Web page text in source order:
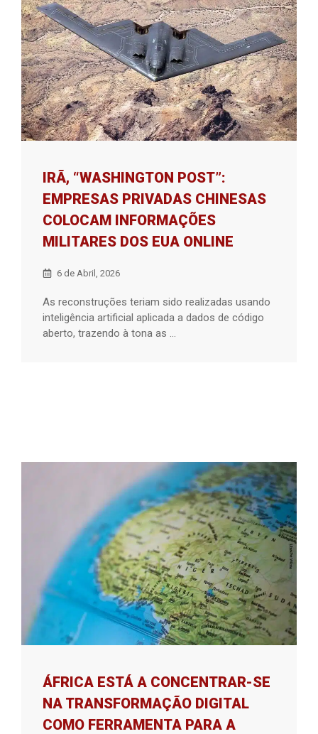
IRÃ, “WASHINGTON POST”:
EMPRESAS PRIVADAS CHINESAS
COLOCAM INFORMAÇÕES
MILITARES DOS EUA ONLINE
6 de Abril, 2026
As reconstruções teriam sido realizadas usando
inteligência artificial aplicada a dados de código
aberto, trazendo à tona as ...
ÁFRICA ESTÁ A CONCENTRAR-SE
NA TRANSFORMAÇÃO DIGITAL
COMO FERRAMENTA PARA A